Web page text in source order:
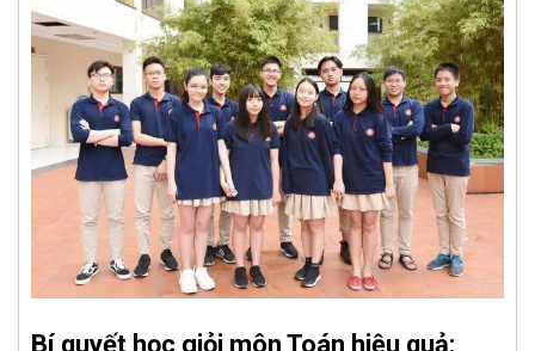
Bí quyết học giỏi môn Toán hiệu quả: